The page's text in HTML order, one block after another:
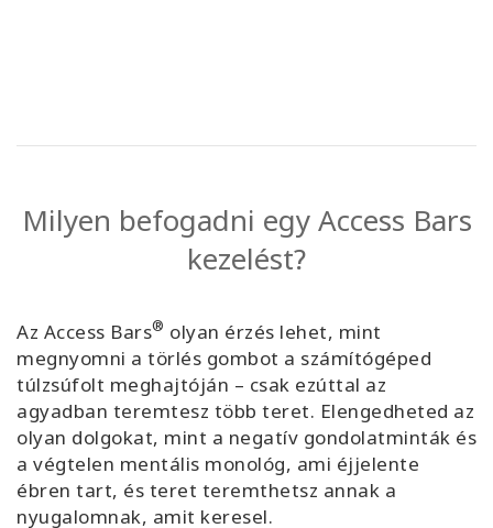
Milyen befogadni egy Access Bars
kezelést?
Az Access Bars® olyan érzés lehet, mint
megnyomni a törlés gombot a számítógéped
túlzsúfolt meghajtóján – csak ezúttal az
agyadban teremtesz több teret. Elengedheted az
olyan dolgokat, mint a negatív gondolatminták és
a végtelen mentális monológ, ami éjjelente
ébren tart, és teret teremthetsz annak a
nyugalomnak, amit keresel.